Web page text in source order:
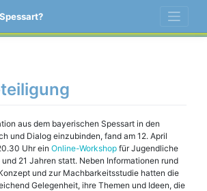
aus dem bayerischen Spessart in den
und Dialog einzubinden, fand am 12. April
Uhr ein Online-Workshop für Jugendliche
21 Jahren statt. Neben Informationen rund
und zur Machbarkeitsstudie hatten die
Gelegenheit, ihre Themen und Ideen, die